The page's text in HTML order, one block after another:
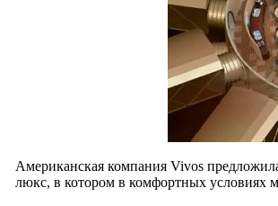
Американская компания Vivos
люкс, в котором в комфортных условиях